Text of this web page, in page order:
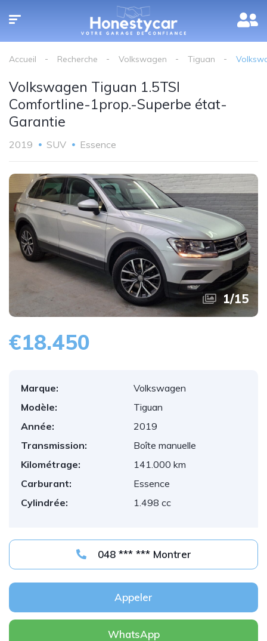
Accueil Recherche Volkswagen Tiguan
Volkswagen Tiguan 1.5TSI
Comfortline-1prop.-Superbe état-
Garantie
2019 SUV Essence
1/15
€18.450
Marque:
Volkswagen
Modèle:
Tiguan
Année:
2019
Transmission:
Boîte manuelle
Kilométrage:
141.000 km
Carburant:
Essence
Cylindrée:
1.498 cc
048 *** *** Montrer
Appeler
WhatsApp